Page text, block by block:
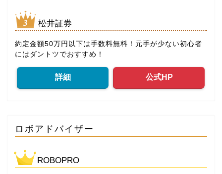
松井証券
約定金額50万円以下は手数料無料！元手が少ない初心者
にはダントツでおすすめ！
詳細 公式HP
ロボアドバイザー
ROBOPRO